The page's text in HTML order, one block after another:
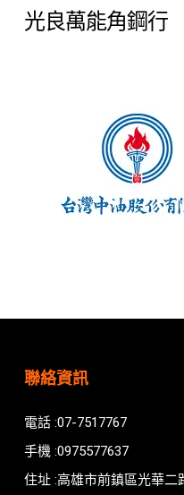
光良萬能角鋼行
聯絡資訊
電話 :07-7517767
手機 :0975577637
住址 :高雄市前鎮區光華二